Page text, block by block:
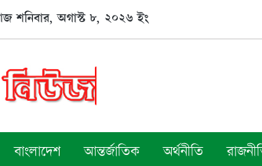
শনিবার, অগাস্ট ৮, ২০২৬ ইং
বাংলাদেশ আন্তর্জাতিক অর্থনীতি